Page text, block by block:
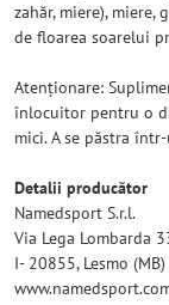
zahăr, miere),
de floarea soarelui
Atenționare:
înlocuitor pentru o
mici. A se păstra
Detalii producător
Namedsport S.r.l.
Via Lega Lombarda
I- 20855, Lesmo (MB)